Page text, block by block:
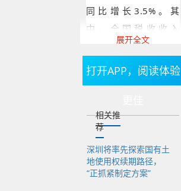
同比增长3.5%。其
中，全国税收收入
68097亿元，同比增长
3.9%；非税收入
看，中央一般公共预算
收入35474亿元，同比
增长4.6%；地方一般
公共预算本级收入
展开全文
打开APP，阅读体验
相关推
荐
深圳将率先探索国有土
地使用权续期路径，
“正抓紧制定方案”